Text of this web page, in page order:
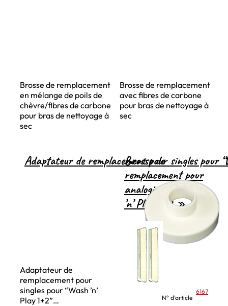
Brosse de remplacement
en mélange de poils de
chèvre/fibres de carbone
pour bras de nettoyage à
sec
Brosse de remplacement
avec fibres de carbone
pour bras de nettoyage à
sec
Adaptateur de remplacement pour singles pour
Adaptateur de
remplacement pour
singles pour “Wash ’n’
Play 1+2”…
Brosse de
remplacement pour
analogis « Wash
’n’ Play 1+2 »
N° d’article
6167